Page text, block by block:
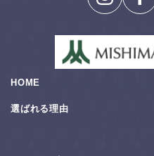
HOME
選ばれる理由